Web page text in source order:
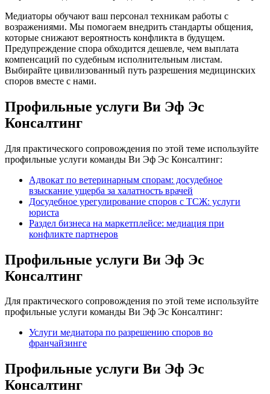
Медиаторы обучают ваш персонал техникам работы с
возражениями. Мы помогаем внедрить стандарты общения,
которые снижают вероятность конфликта в будущем.
Предупреждение спора обходится дешевле, чем выплата
компенсаций по судебным исполнительным листам.
Выбирайте цивилизованный путь разрешения медицинских
споров вместе с нами.
Профильные услуги Ви Эф Эс
Консалтинг
Для практического сопровождения по этой теме используйте
профильные услуги команды Ви Эф Эс Консалтинг:
Адвокат по ветеринарным спорам: досудебное
взыскание ущерба за халатность врачей
Досудебное урегулирование споров с ТСЖ: услуги
юриста
Раздел бизнеса на маркетплейсе: медиация при
конфликте партнеров
Профильные услуги Ви Эф Эс
Консалтинг
Для практического сопровождения по этой теме используйте
профильные услуги команды Ви Эф Эс Консалтинг:
Услуги медиатора по разрешению споров во
франчайзинге
Профильные услуги Ви Эф Эс
Консалтинг